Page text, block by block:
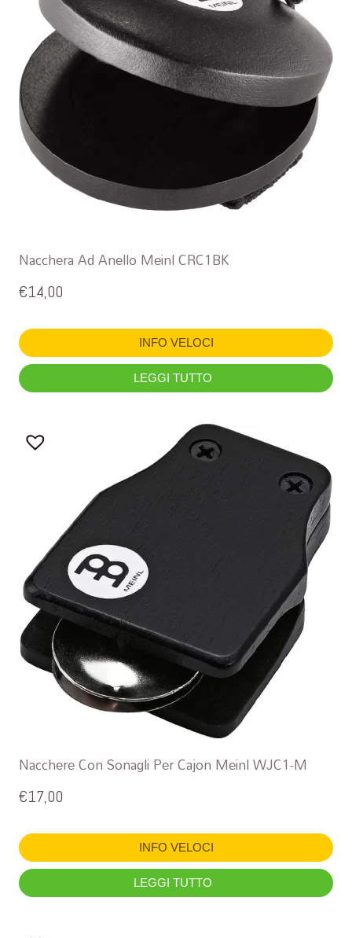
Nacchera Ad Anello Meinl CRC1BK
€14,00
INFO VELOCI
LEGGI TUTTO
Nacchere Con Sonagli Per Cajon Meinl WJC1-M
€17,00
INFO VELOCI
LEGGI TUTTO